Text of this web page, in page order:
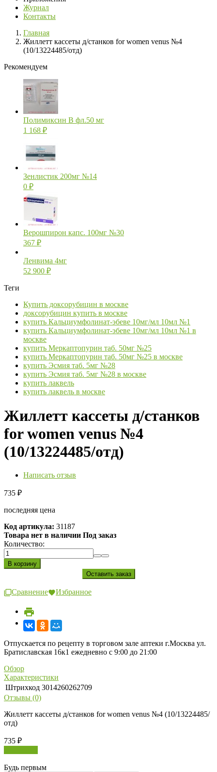
Журнал
Контакты
Главная
Жиллетт кассеты д/станков for women venus №4
(10/13224485/отд)
Рекомендуем
Полимиксин В фл.50 мг
1 168 ₽
Зенлистик 200мг №14
0 ₽
Верошпирон капс. 100мг №30
367 ₽
Ленвима 4мг
52 900 ₽
Теги
Купить доксорубицин в москве
доксорубицин купить в москве
купить Кальциумфолинат-эбеве 10мг/мл 10мл №1
купить Кальциумфолинат-эбеве 10мг/мл 10мл №1 в
москве
купить Меркаптопурин таб. 50мг №25
купить Меркаптопурин таб. 50мг №25 в москве
купить Эсмия таб. 5мг №28
купить Эсмия таб. 5мг №28 в москве
купить лаквель
купить лаквель в москве
Жиллетт кассеты д/станков
for women venus №4
(10/13224485/отд)
Написать отзыв
735 ₽
последняя цена
Код артикула: 31187
Товара нет в наличии Под заказ
Количество:
Сравнение Избранное
Отпускается по рецепту в торговом зале аптеки г.Москва ул.
Братиславская 16к1 ежедневно с 9:00 до 21:00
Обзор
Характеристики
Штрихкод 3014260262709
Отзывы (0)
Жиллетт кассеты д/станков for women venus №4 (10/13224485/
отд)
735 ₽
Будь первым